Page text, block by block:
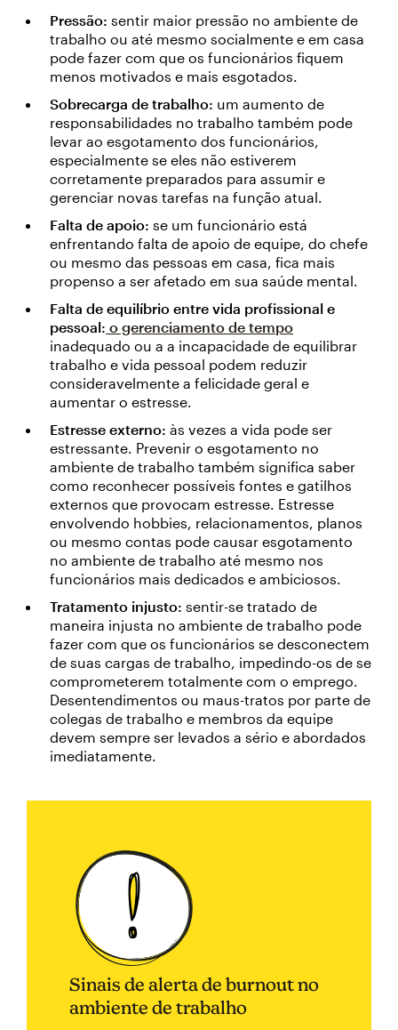
Pressão: sentir maior pressão no ambiente de
trabalho ou até mesmo socialmente e em casa
pode fazer com que os funcionários fiquem
menos motivados e mais esgotados.
Sobrecarga de trabalho: um aumento de
responsabilidades no trabalho também pode
levar ao esgotamento dos funcionários,
especialmente se eles não estiverem
corretamente preparados para assumir e
gerenciar novas tarefas na função atual.
Falta de apoio: se um funcionário está
enfrentando falta de apoio de equipe, do chefe
ou mesmo das pessoas em casa, fica mais
propenso a ser afetado em sua saúde mental.
Falta de equilíbrio entre vida profissional e
pessoal: o gerenciamento de tempo
inadequado ou a a incapacidade de equilibrar
trabalho e vida pessoal podem reduzir
consideravelmente a felicidade geral e
aumentar o estresse.
Estresse externo: às vezes a vida pode ser
estressante. Prevenir o esgotamento no
ambiente de trabalho também significa saber
como reconhecer possíveis fontes e gatilhos
externos que provocam estresse. Estresse
envolvendo hobbies, relacionamentos, planos
ou mesmo contas pode causar esgotamento
no ambiente de trabalho até mesmo nos
funcionários mais dedicados e ambiciosos.
Tratamento injusto: sentir-se tratado de
maneira injusta no ambiente de trabalho pode
fazer com que os funcionários se desconectem
de suas cargas de trabalho, impedindo-os de se
comprometerem totalmente com o emprego.
Desentendimentos ou maus-tratos por parte de
colegas de trabalho e membros da equipe
devem sempre ser levados a sério e abordados
imediatamente.
Sinais de alerta de burnout no
ambiente de trabalho